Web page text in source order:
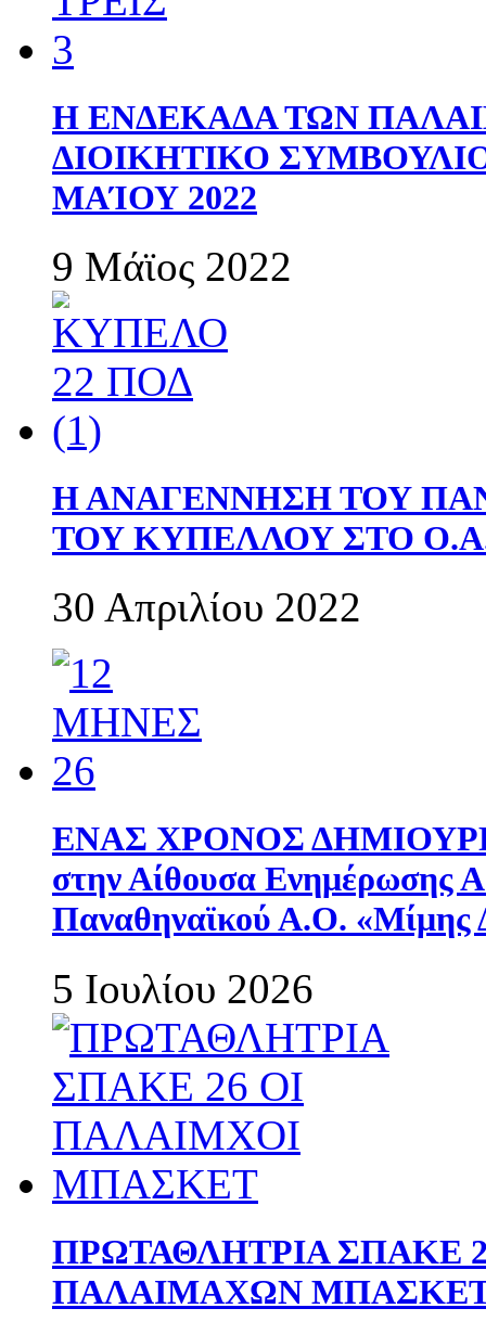
Η ΕΝΔΕΚΑΔΑ ΤΩΝ
ΔΙΟΙΚΗΤΙΚΟ
ΜΑΊΟΥ 2022
9 Μάϊος 2022
Η ΑΝΑΓΕΝΝΗΣΗ ΤΟΥ
ΤΟΥ ΚΥΠΕΛΛΟΥ ΣΤΟ
30 Απριλίου 2022
ΕΝΑΣ ΧΡΟΝΟΣ
στην Αίθουσα Ενημέρωσης
Παναθηναϊκού Α.Ο. «Μίμης
5 Ιουλίου 2026
ΠΡΩΤΑΘΛΗΤΡΙΑ ΣΠΑΚΕ
ΠΑΛΑΙΜΑΧΩΝ